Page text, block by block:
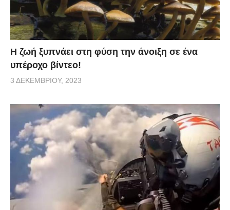
Η ζωή ξυπνάει στη φύση την άνοιξη σε ένα
υπέροχο βίντεο!
3 ΔΕΚΕΜΒΡΊΟΥ, 2023